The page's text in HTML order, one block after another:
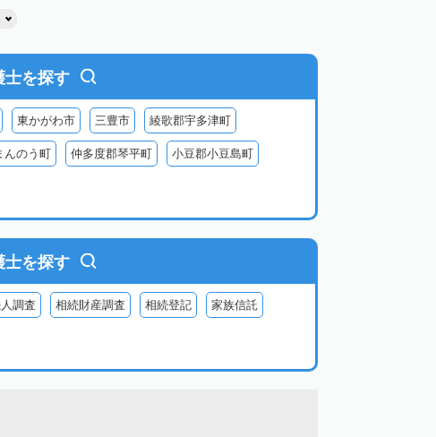
士を探す
東かがわ市 三豊市 綾歌郡宇多津町
んのう町 仲多度郡琴平町 小豆郡小豆島町
士を探す
調査 相続財産調査 相続登記 家族信託